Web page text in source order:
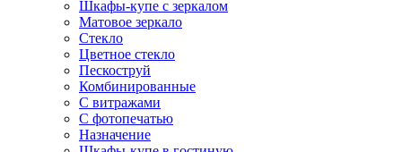
Шкафы-купе с зеркалом
Матовое зеркало
Стекло
Цветное стекло
Пескоструй
Комбинированные
С витражами
С фотопечатью
Назначение